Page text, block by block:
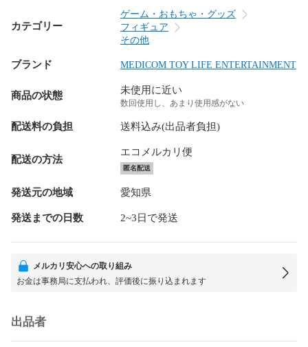
カテゴリー
ゲーム・おもちゃ・グッズ
フィギュア
その他
ブランド MEDICOM TOY LIFE ENTERTAINMENT
商品の状態 未使用に近い
数回使用し、あまり使用感がない
配送料の負担 送料込み(出品者負担)
配送の方法
エコメルカリ便
匿名配送
発送元の地域 愛知県
発送までの日数 2~3日で発送
メルカリ安心への取り組み
お金は事務局に支払われ、評価後に振り込まれます
出品者